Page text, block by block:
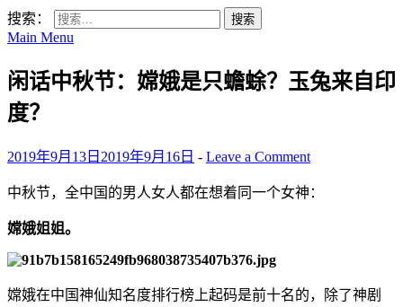
搜索：
Main Menu
闲话中秋节：嫦娥是只蟾蜍？玉兔来自印
度？
2019年9月13日 2019年9月16日 - Leave a Comment
中秋节，全中国的男人女人都在想着同一个女神：
嫦娥姐姐。
嫦娥在中国神仙知名度排行榜上起码是前十名的，除了神剧